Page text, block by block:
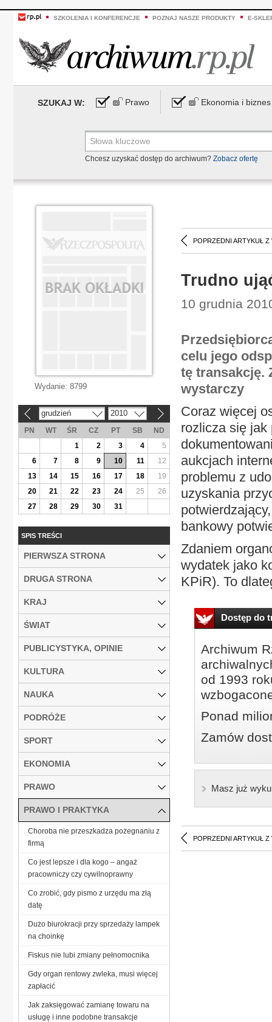
SZKOLENIA I KONFERENCJE POZNAJ NASZE PRODUKTY E-
SZUKAJ W: Prawo Ekonomia i biznes
Chcesz uzyskać dostęp do archiwum? Zobacz ofertę
POPRZEDNI ARTYKUŁ Z
Trudno
10 grudnia
celu jego
tę transakcję.
wystarczy
Coraz więcej
rozlicza się jak
aukcjach
problemu z
uzyskania
bankowy
Zdaniem
wydatek jako
KPiR). To
Dostęp do
Archiwum
od 1993
Ponad
Zamów
Masz już
POPRZEDNI ARTYKUŁ Z
Wydanie: 8799
grudzień 2010
PN WT ŚR CZ PT SB
ND
1
2 3 4
5
6
7 8 9 10 11
12
13
14 15 16 17 18
19
20
21 22 23 24 25
26
27
28 29 30 31
SPIS TREŚCI
PIERWSZA STRONA
DRUGA STRONA
KRAJ
ŚWIAT
PUBLICYSTYKA, OPINIE
KULTURA
NAUKA
PODRÓŻE
SPORT
EKONOMIA
PRAWO
PRAWO I PRAKTYKA
Choroba nie przeszkadza pożegnaniu z
firmą
Co jest lepsze i dla kogo – angaż
pracowniczy czy cywilnoprawny
Co zrobić, gdy pismo z urzędu ma złą
datę
Dużo biurokracji przy sprzedaży lampek
na choinkę
Fiskus nie lubi zmiany pełnomocnika
Gdy organ rentowy zwleka, musi więcej
zapłacić
Jak zaksięgować zamianę towaru na
usługę i inne podobne transakcje